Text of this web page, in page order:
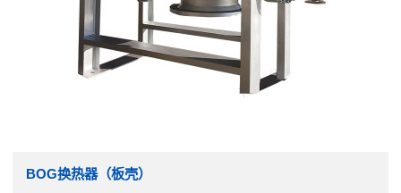
BOG换热器（板壳）